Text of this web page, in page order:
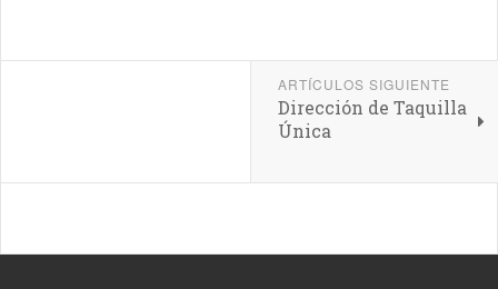
ARTÍCULOS SIGUIENTE
Dirección de Taquilla
Única